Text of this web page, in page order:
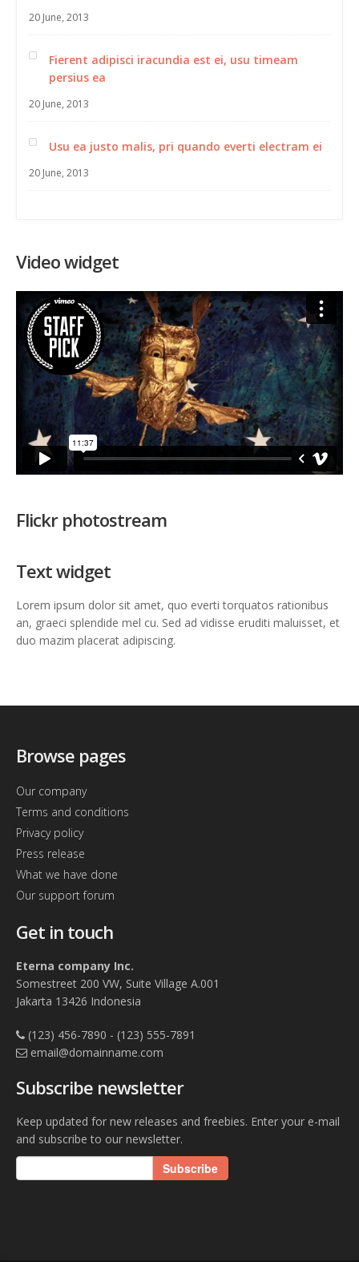
20 June, 2013
Fierent adipisci iracundia est ei, usu timeam
persius ea
20 June, 2013
Usu ea justo malis, pri quando everti electram ei
20 June, 2013
Video widget
Flickr photostream
Text widget
Lorem ipsum dolor sit amet, quo everti torquatos rationibus
an, graeci splendide mel cu. Sed ad vidisse eruditi maluisset, et
duo mazim placerat adipiscing.
Browse pages
Our company
Terms and conditions
Privacy policy
Press release
What we have done
Our support forum
Get in touch
Eterna company Inc.
Somestreet 200 VW, Suite Village A.001
Jakarta 13426 Indonesia
(123) 456-7890 - (123) 555-7891
email@domainname.com
Subscribe newsletter
Keep updated for new releases and freebies. Enter your e-mail
and subscribe to our newsletter.
Subscribe